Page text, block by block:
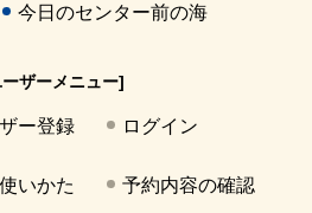
今日のセンター前の海
ザーメニュー]
ー登録 ログイン
いかた 予約内容の確認